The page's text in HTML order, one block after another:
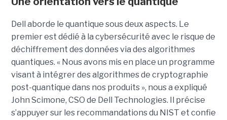
Dell aborde le quantique sous deux aspects. Le
premier est dédié à la cybersécurité avec le risque de
déchiffrement des données via des algorithmes
quantiques. « Nous avons mis en place un programme
visant à intégrer des algorithmes de cryptographie
post-quantique dans nos produits », nous a expliqué
John Scimone, CSO de Dell Technologies. Il précise
s’appuyer sur les recommandations du NIST et confie